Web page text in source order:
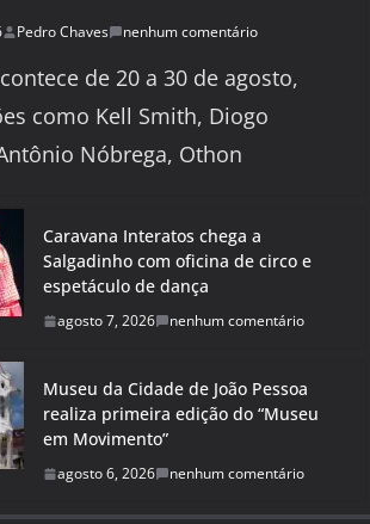
Pedro Chaves nenhum comentário
de 20 a 30 de agosto,
como Kell Smith, Diogo
Nóbrega, Othon
Caravana Interatos chega a
Salgadinho com oficina de circo e
espetáculo de dança
agosto 7, 2026 nenhum comentário
Museu da Cidade de João Pessoa
realiza primeira edição do “Museu
em Movimento”
agosto 6, 2026 nenhum comentário